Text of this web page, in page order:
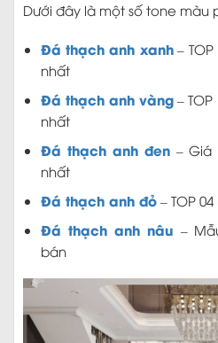
Dưới đây là một số tone màu
Đá thạch anh xanh–
nhất
Đá thạch anh vàng–
nhất
Đá thạch anh đen – Giá
nhất
Đá thạch anh đỏ– TOP
Đá thạch anh nâu –
bán